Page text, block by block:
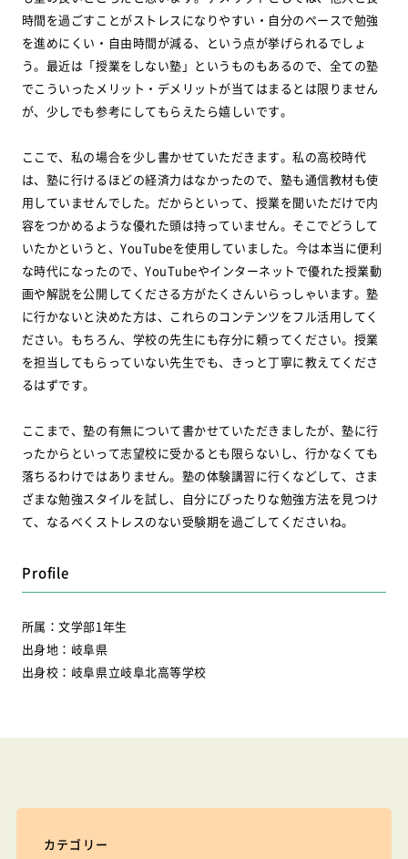
時間を過ごすことがストレスになりやすい・自分のペースで勉強
を進めにくい・自由時間が減る、という点が挙げられるでしょ
う。最近は「授業をしない塾」というものもあるので、全ての塾
でこういったメリット・デメリットが当てはまるとは限りません
が、少しでも参考にしてもらえたら嬉しいです。
ここで、私の場合を少し書かせていただきます。私の高校時代
は、塾に行けるほどの経済力はなかったので、塾も通信教材も使
用していませんでした。だからといって、授業を聞いただけで内
容をつかめるような優れた頭は持っていません。そこでどうして
いたかというと、YouTubeを使用していました。今は本当に便利
な時代になったので、YouTubeやインターネットで優れた授業動
画や解説を公開してくださる方がたくさんいらっしゃいます。塾
に行かないと決めた方は、これらのコンテンツをフル活用してく
ださい。もちろん、学校の先生にも存分に頼ってください。授業
を担当してもらっていない先生でも、きっと丁寧に教えてくださ
るはずです。
ここまで、塾の有無について書かせていただきましたが、塾に行
ったからといって志望校に受かるとも限らないし、行かなくても
落ちるわけではありません。塾の体験講習に行くなどして、さま
ざまな勉強スタイルを試し、自分にぴったりな勉強方法を見つけ
て、なるべくストレスのない受験期を過ごしてくださいね。
Profile
所属：文学部1年生
出身地：岐阜県
出身校：岐阜県立岐阜北高等学校
カテゴリー